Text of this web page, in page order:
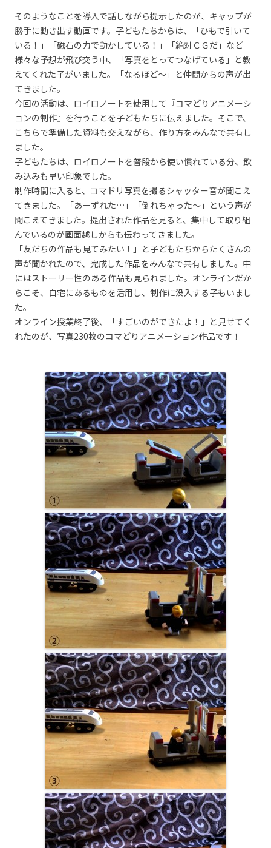
そのようなことを導入で話しながら提示したのが、キャップが
勝手に動き出す動画です。子どもたちからは、「ひもで引いて
いる！」「磁石の力で動かしている！」「絶対ＣＧだ」など
様々な予想が飛び交う中、「写真をとってつなげている」と教
えてくれた子がいました。「なるほど～」と仲間からの声が出
てきました。
今回の活動は、ロイロノートを使用して『コマどりアニメーシ
ョンの制作』を行うことを子どもたちに伝えました。そこで、
こちらで準備した資料も交えながら、作り方をみんなで共有し
ました。
子どもたちは、ロイロノートを普段から使い慣れている分、飲
み込みも早い印象でした。
制作時間に入ると、コマドリ写真を撮るシャッター音が聞こえ
てきました。「あーずれた…」「倒れちゃった～」という声が
聞こえてきました。提出された作品を見ると、集中して取り組
んでいるのが画面越しからも伝わってきました。
「友だちの作品も見てみたい！」と子どもたちからたくさんの
声が聞かれたので、完成した作品をみんなで共有しました。中
にはストーリー性のある作品も見られました。オンラインだか
らこそ、自宅にあるものを活用し、制作に没入する子もいまし
た。
オンライン授業終了後、「すごいのができたよ！」と見せてく
れたのが、写真230枚のコマどりアニメーション作品です！